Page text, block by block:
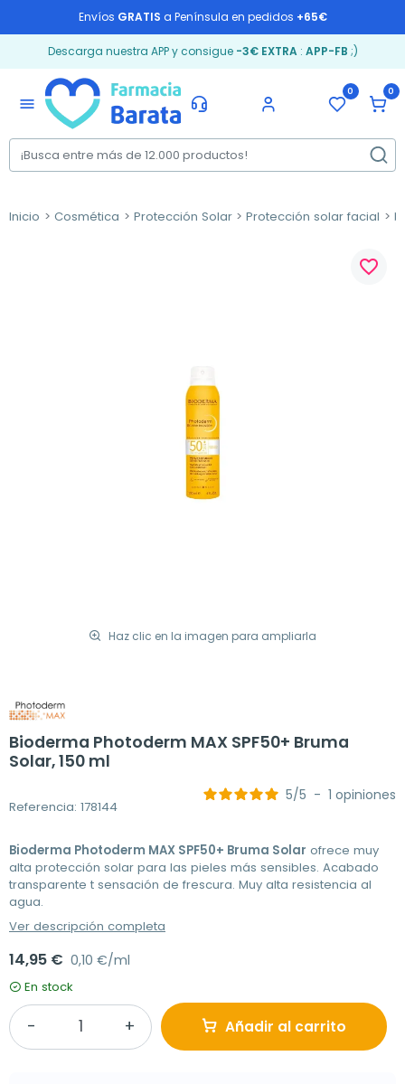
Envíos GRATIS a Península en pedidos +65€
Descarga nuestra APP y consigue -3€ EXTRA: APP-FB ;)
menu
0 0
Inicio Cosmética Protección Solar Protección solar facial
Haz clic en la imagen para ampliarla
favorite_border
Bioderma Photoderm MAX SPF50+ Bruma
Solar, 150 ml
Referencia: 178144
5/5 - 1 opiniones
Bioderma Photoderm MAX SPF50+ Bruma Solar ofrece muy
alta protección solar para las pieles más sensibles. Acabado
transparente t sensación de frescura. Muy alta resistencia al
agua.
Ver descripción completa
14,95 € 0,10 €/ml
En stock
Añadir al carrito